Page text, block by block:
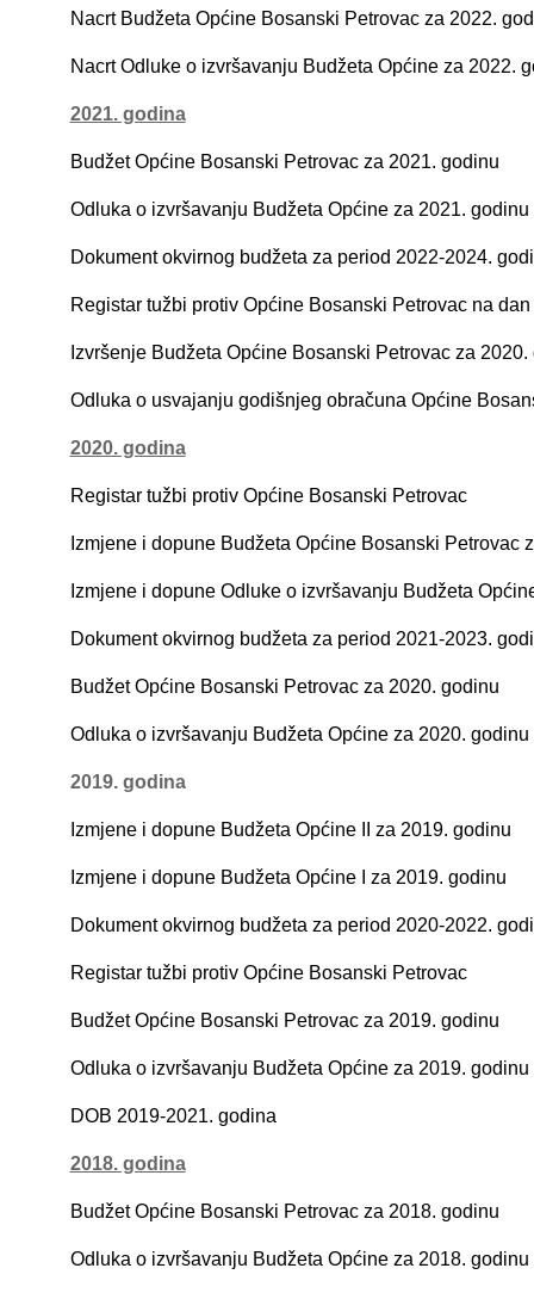
Nacrt Budžeta Općine Bosanski Petrovac za 2022.
Nacrt Odluke o izvršavanju Budžeta Općine za 2022.
2021. godina
Budžet Općine Bosanski Petrovac za 2021. godinu
Odluka o izvršavanju Budžeta Općine za 2021. godinu
Dokument okvirnog budžeta za period 2022-2024.
Registar tužbi protiv Općine Bosanski Petrovac na
Izvršenje Budžeta Općine Bosanski Petrovac za 2020.
Odluka o usvajanju godišnjeg obračuna Općine
2020. godina
Registar tužbi protiv Općine Bosanski Petrovac
Izmjene i dopune Budžeta Općine Bosanski Petrovac
Izmjene i dopune Odluke o izvršavanju Budžeta
Dokument okvirnog budžeta za period 2021-2023.
Budžet Općine Bosanski Petrovac za 2020. godinu
Odluka o izvršavanju Budžeta Općine za 2020. godinu
2019. godina
Izmjene i dopune Budžeta Općine II za 2019. godinu
Izmjene i dopune Budžeta Općine I za 2019. godinu
Dokument okvirnog budžeta za period 2020-2022.
Registar tužbi protiv Općine Bosanski Petrovac
Budžet Općine Bosanski Petrovac za 2019. godinu
Odluka o izvršavanju Budžeta Općine za 2019. godinu
DOB 2019-2021. godina
2018. godina
Budžet Općine Bosanski Petrovac za 2018. godinu
Odluka o izvršavanju Budžeta Općine za 2018. godinu